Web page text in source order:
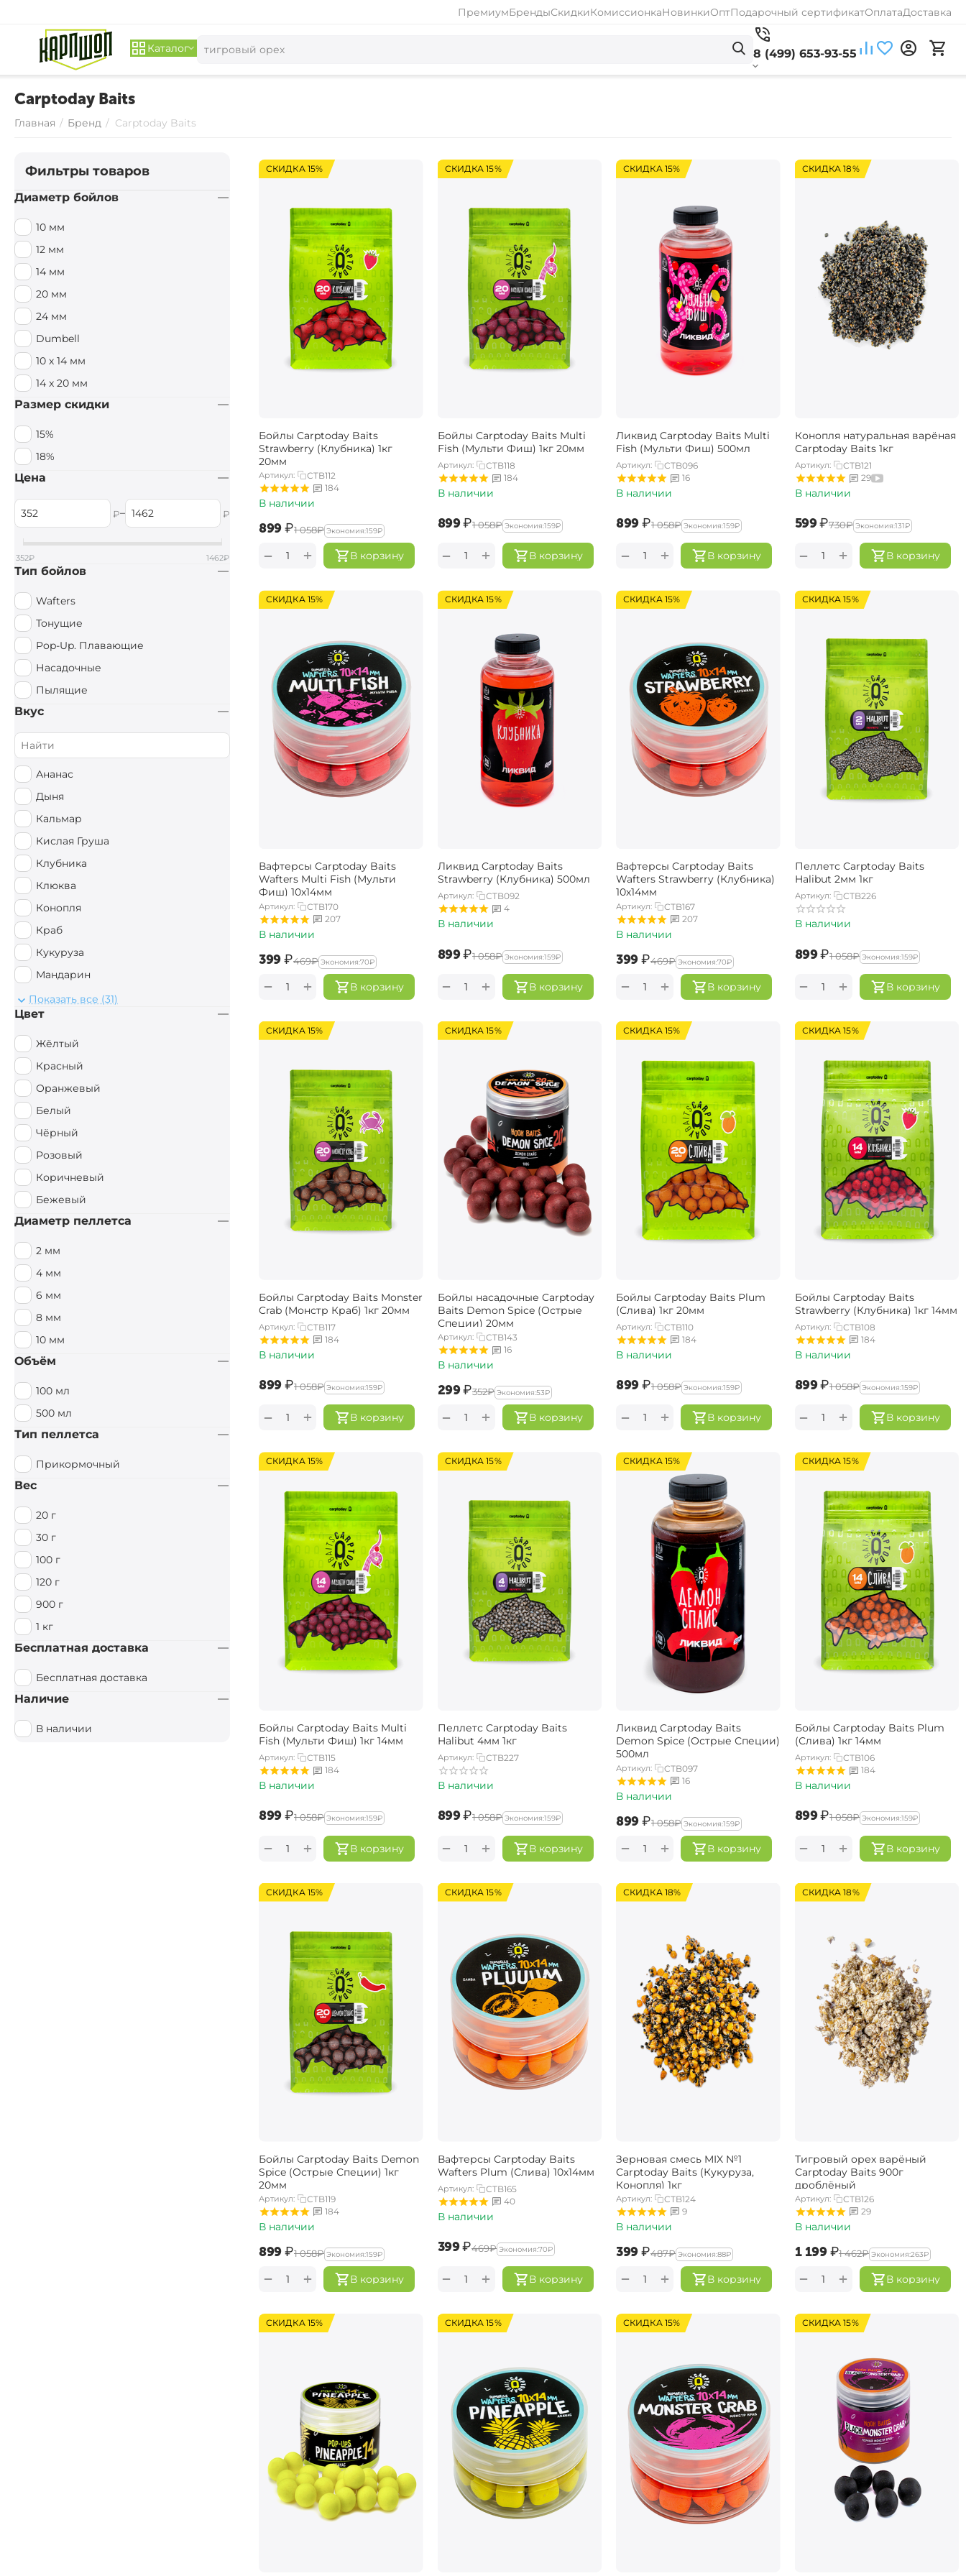
ПремиумБрендыСкидкиКомиссионкаНовинкиОптПодарочный сертификатОплатаДоставка
Каталог 8 (499) 653-93-55
Carptoday Baits
Главная / Бренд / Carptoday Baits
СКИДКА 15%
Бойлы Carptoday Baits
Strawberry (Клубника) 1кг
20мм
Артикул:
CTB112
184
В наличии
‍899‍₽‍1 058‍₽ Экономия:‍159‍₽
В корзину
+
−
СКИДКА 15%
Бойлы Carptoday Baits Multi
Fish (Мульти Фиш) 1кг 20мм
Артикул:
CTB118
184
В наличии
‍899‍₽‍1 058‍₽ Экономия:‍159‍₽
В корзину
+
−
СКИДКА 15%
Ликвид Carptoday Baits Multi
Fish (Мульти Фиш) 500мл
Артикул:
CTB096
16
В наличии
‍899‍₽‍1 058‍₽ Экономия:‍159‍₽
В корзину
+
−
СКИДКА 18%
Конопля натуральная варёная
Carptoday Baits 1кг
Артикул:
CTB121
29
В наличии
‍599‍₽‍730‍₽ Экономия:‍131‍₽
В корзину
+
−
СКИДКА 15%
Вафтерсы Carptoday Baits
Wafters Multi Fish (Мульти
Фиш) 10х14мм
Артикул:
CTB170
207
В наличии
‍399‍₽‍469‍₽ Экономия:‍70‍₽
В корзину
+
−
СКИДКА 15%
Ликвид Carptoday Baits
Strawberry (Клубника) 500мл
Артикул:
CTB092
4
В наличии
‍899‍₽‍1 058‍₽ Экономия:‍159‍₽
В корзину
+
−
СКИДКА 15%
Вафтерсы Carptoday Baits
Wafters Strawberry (Клубника)
10х14мм
Артикул:
CTB167
207
В наличии
‍399‍₽‍469‍₽ Экономия:‍70‍₽
В корзину
+
−
СКИДКА 15%
Пеллетс Carptoday Baits
Halibut 2мм 1кг
Артикул: CTB226
В наличии
‍899‍₽‍1 058‍₽ Экономия:‍159‍₽
В корзину
+
−
СКИДКА 15%
Бойлы Carptoday Baits Monster
Crab (Монстр Краб) 1кг 20мм
Артикул:
CTB117
184
В наличии
‍899‍₽‍1 058‍₽ Экономия:‍159‍₽
В корзину
+
−
СКИДКА 15%
Бойлы насадочные Carptoday
Baits Demon Spice (Острые
Специи) 20мм
Артикул:
CTB143
16
В наличии
‍299‍₽‍352‍₽ Экономия:‍53‍₽
В корзину
+
−
СКИДКА 15%
Бойлы Carptoday Baits Plum
(Слива) 1кг 20мм
Артикул:
CTB110
184
В наличии
‍899‍₽‍1 058‍₽ Экономия:‍159‍₽
В корзину
+
−
СКИДКА 15%
Бойлы Carptoday Baits
Strawberry (Клубника) 1кг 14мм
Артикул:
CTB108
184
В наличии
‍899‍₽‍1 058‍₽ Экономия:‍159‍₽
В корзину
+
−
СКИДКА 15%
Бойлы Carptoday Baits Multi
Fish (Мульти Фиш) 1кг 14мм
Артикул:
CTB115
184
В наличии
‍899‍₽‍1 058‍₽ Экономия:‍159‍₽
В корзину
+
−
СКИДКА 15%
Пеллетс Carptoday Baits
Halibut 4мм 1кг
Артикул: CTB227
В наличии
‍899‍₽‍1 058‍₽ Экономия:‍159‍₽
В корзину
+
−
СКИДКА 15%
Ликвид Carptoday Baits
Demon Spice (Острые Специи)
500мл
Артикул:
CTB097
16
В наличии
‍899‍₽‍1 058‍₽ Экономия:‍159‍₽
В корзину
+
−
СКИДКА 15%
Бойлы Carptoday Baits Plum
(Слива) 1кг 14мм
Артикул:
CTB106
184
В наличии
‍899‍₽‍1 058‍₽ Экономия:‍159‍₽
В корзину
+
−
СКИДКА 15%
Бойлы Carptoday Baits Demon
Spice (Острые Специи) 1кг
20мм
Артикул:
CTB119
184
В наличии
‍899‍₽‍1 058‍₽ Экономия:‍159‍₽
В корзину
+
−
СКИДКА 15%
Вафтерсы Carptoday Baits
Wafters Plum (Слива) 10х14мм
Артикул:
CTB165
40
В наличии
‍399‍₽‍469‍₽ Экономия:‍70‍₽
В корзину
+
−
СКИДКА 18%
Зерновая смесь MIX №1
Carptoday Baits (Кукуруза,
Конопля) 1кг
Артикул:
CTB124
9
В наличии
‍399‍₽‍487‍₽ Экономия:‍88‍₽
В корзину
+
−
СКИДКА 18%
Тигровый орех варёный
Carptoday Baits 900г
дроблёный
Артикул:
CTB126
29
В наличии
‍1 199‍₽‍1 462‍₽ Экономия:‍263‍₽
В корзину
+
−
СКИДКА 15% СКИДКА 15% СКИДКА 15% СКИДКА 15%
Фильтры товаров
Диаметр бойлов
10 мм
12 мм
14 мм
20 мм
24 мм
Dumbell
10 х 14 мм
14 x 20 мм
Размер скидки
15%
18%
Цена
₽– ₽
352₽ 1462₽
Тип бойлов
Wafters
Тонущие
Pop-Up. Плавающие
Насадочные
Пылящие
Вкус
Ананас
Дыня
Кальмар
Кислая Груша
Клубника
Клюква
Конопля
Краб
Кукуруза
Мандарин
Монстр Краб
Мульти Фиш
Мульти Фрукт
Мясной
Орех
Острые Специи
Осьминог
Палтус
Перец чили
Пряный
Рыбный
Тутти Фрутти
Фруктовый / Кислый
Цитрус
Чеснок
Показать все (31)
Цвет
Жёлтый
Красный
Оранжевый
Белый
Чёрный
Розовый
Коричневый
Бежевый
Диаметр пеллетса
2 мм
4 мм
6 мм
8 мм
10 мм
Объём
100 мл
500 мл
Тип пеллетса
Прикормочный
Вес
20 г
30 г
100 г
120 г
900 г
1 кг
Бесплатная доставка
Бесплатная доставка
Наличие
В наличии